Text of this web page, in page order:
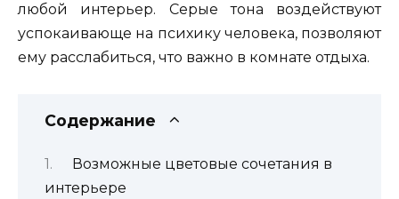
любой интерьер. Серые тона воздействуют
успокаивающе на психику человека, позволяют
ему расслабиться, что важно в комнате отдыха.
Содержание
Возможные цветовые сочетания в
интерьере